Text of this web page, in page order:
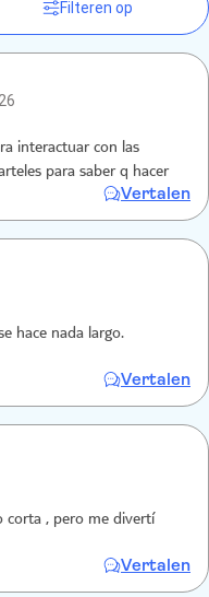
Filteren op
interactuar con las
para saber q hacer
Vertalen
hace nada largo.
Vertalen
corta , pero me divertí
Vertalen